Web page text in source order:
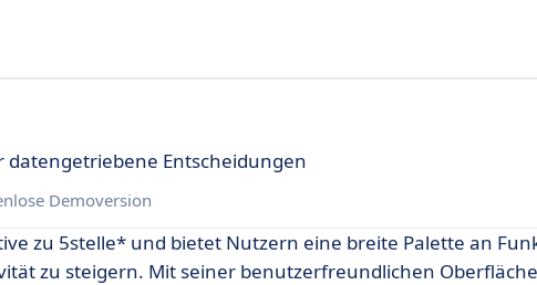
Entscheidungen
Demoversion
zu 5stelle* und bietet Nutzern eine breite Palette an
zu steigern. Mit seiner benutzerfreundlichen Oberfläche